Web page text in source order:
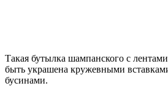
Такая бутылка шампанского с
быть украшена кружевными
бусинами.